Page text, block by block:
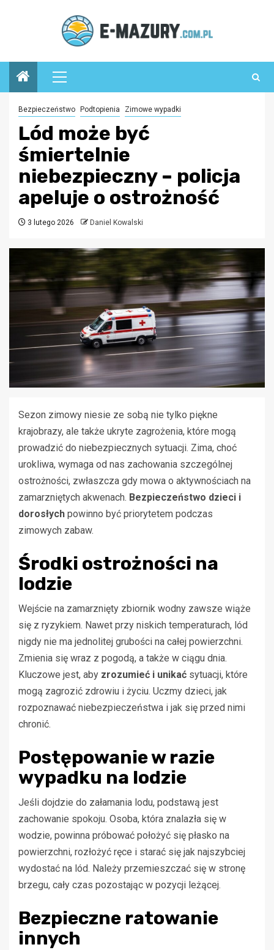
Menu
główne
Bezpieczeństwo Podtopienia Zimowe wypadki
Lód może być
śmiertelnie
niebezpieczny – policja
apeluje o ostrożność
3 lutego 2026 Daniel Kowalski
Sezon zimowy niesie ze sobą nie tylko piękne
krajobrazy, ale także ukryte zagrożenia, które mogą
prowadzić do niebezpiecznych sytuacji. Zima, choć
urokliwa, wymaga od nas zachowania szczególnej
ostrożności, zwłaszcza gdy mowa o aktywnościach na
zamarzniętych akwenach. Bezpieczeństwo dzieci i
dorosłych powinno być priorytetem podczas
zimowych zabaw.
Środki ostrożności na
lodzie
Wejście na zamarznięty zbiornik wodny zawsze wiąże
się z ryzykiem. Nawet przy niskich temperaturach, lód
nigdy nie ma jednolitej grubości na całej powierzchni.
Zmienia się wraz z pogodą, a także w ciągu dnia.
Kluczowe jest, aby zrozumieć i unikać sytuacji, które
mogą zagrozić zdrowiu i życiu. Uczmy dzieci, jak
rozpoznawać niebezpieczeństwa i jak się przed nimi
chronić.
Postępowanie w razie
wypadku na lodzie
Jeśli dojdzie do załamania lodu, podstawą jest
zachowanie spokoju. Osoba, która znalazła się w
wodzie, powinna próbować położyć się płasko na
powierzchni, rozłożyć ręce i starać się jak najszybciej
wydostać na lód. Należy przemieszczać się w stronę
brzegu, cały czas pozostając w pozycji leżącej.
Bezpieczne ratowanie
innych